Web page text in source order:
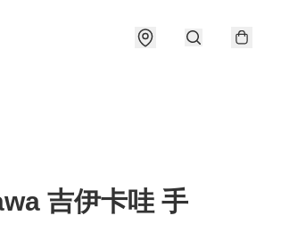
吉伊卡哇 手